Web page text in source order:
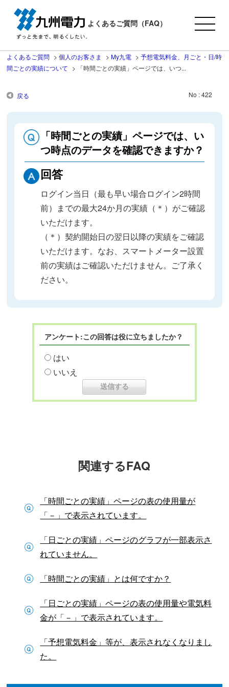
よくあるご質問（FAQ）
よくあるご質問 >個人のお客さま >My九電 >予想電気料金、月ごと・日/時
間ごとの実績について > 「時間ごとの実績」ページでは、いつ...
戻る No : 422
「時間ごとの実績」ページでは、い
つ時点のデータを確認できますか？
回答
ログイン当日（最も早い場合ログイン2時間
前）までの最大24か月の実績（＊）がご確認
いただけます。
（＊）契約開始日の翌日以降の実績をご確認
いただけます。なお、スマートメーター設置
前の実績はご確認いただけません。ご了承く
ださい。
アンケート:この回答は役に立ちましたか？
はい
いいえ
関連するFAQ
「時間ごとの実績」ページの表の使用量が
「－」で表示されています。
「日ごとの実績」ページのグラフが一部表示さ
れていません。
「時間ごとの実績」とは何ですか？
「日ごとの実績」ページの表の使用量や電気料
金が「－」で表示されています。
「予想電気料金」等が、表示されなくなりまし
た。